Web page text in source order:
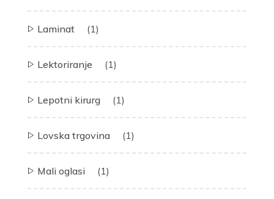
Laminat (1)
Lektoriranje (1)
Lepotni kirurg (1)
Lovska trgovina (1)
Mali oglasi (1)